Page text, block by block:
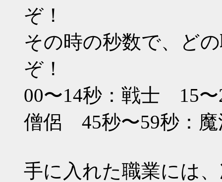
ぞ！
その時の秒数で、ど
ぞ！
00〜14秒：戦士 15
僧侶 45秒〜59秒：魔
手に入れた職業には